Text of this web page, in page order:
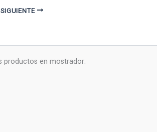
SIGUIENTE
productos en mostrador: